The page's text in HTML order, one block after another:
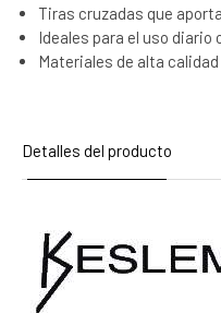
Tiras cruzadas que
Ideales para el uso diario
Materiales de alta
Detalles del producto